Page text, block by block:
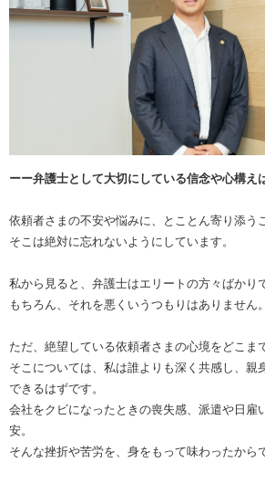
ーー弁護士として大切にしている信念や心構え
依頼者さまの不安や悩みに、とことん寄り添う
そこは絶対に忘れないようにしています。
私から見ると、弁護士はエリートの方々ばかり
もちろん、それを悪くいうつもりはありません。
ただ、絶望している依頼者さまの心境をどこま
そこについては、私は誰よりも深く共感し、親
できるはずです。
会社をクビになったときの喪失感、派遣や日雇
安。
そんな挫折や苦労を、身をもって味わったから